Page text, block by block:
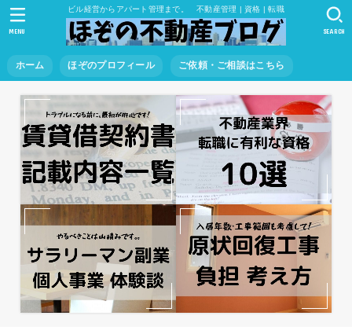
ビル経営からアパート管理まで。 不動産管理 | 資格 | 転職
ホーム ほぞのプロフィール ご依頼・ご相談はこちら
SEARCH
MENU